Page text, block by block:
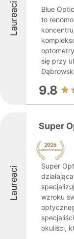
Laureaci
Blue
to
się przy
9.8
Laureaci
Super
Super
wzroku
okuliści,